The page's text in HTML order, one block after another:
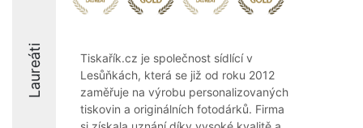
Laureáti
Tiskařík.cz je společnost sídlící v
Lesůňkách, která se již od roku 2012
zaměřuje na výrobu personalizovaných
tiskovin a originálních fotodárků. Firma